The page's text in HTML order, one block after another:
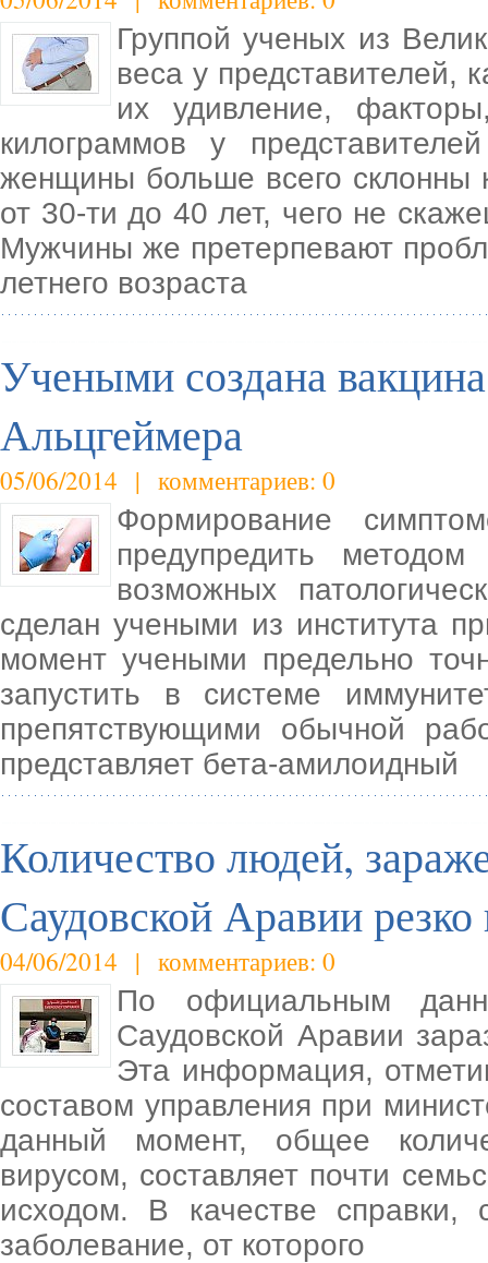
Группой ученых из
веса у представителей,
их удивление,
килограммов у
женщины больше всего склонны
от 30-ти до 40 лет, чего не
Мужчины же претерпевают
летнего возраста
Учеными создана
Альцгеймера
05/06/2014 | комментариев: 0
Формирование
предупредить
возможных
сделан учеными из института
момент учеными предельно
запустить в системе
препятствующими обычной
представляет бета-амилоидный
Количество людей,
Саудовской Аравии резко
04/06/2014 | комментариев: 0
По официальным
Саудовской Аравии
Эта информация,
составом управления при
данный момент, общее
вирусом, составляет почти
исходом. В качестве справки,
заболевание, от которого